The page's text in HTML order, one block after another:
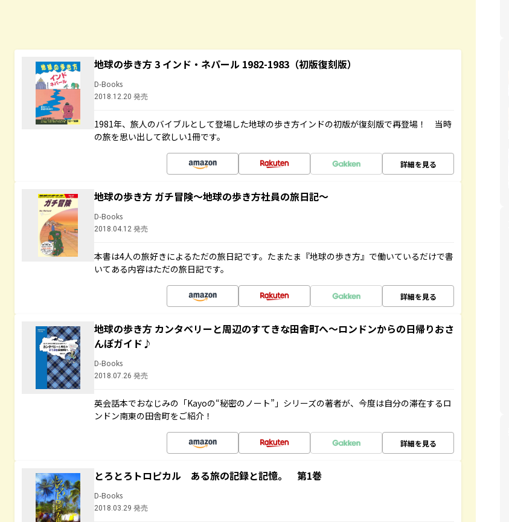
地球の歩き方 3 インド・ネパール 1982-1983（初版復刻版）
D-Books
2018.12.20 発売
1981年、旅人のバイブルとして登場した地球の歩き方インドの初版が復刻版で再登場！ 当時
の旅を思い出して欲しい1冊です。
詳細を見る
地球の歩き方 ガチ冒険～地球の歩き方社員の旅日記～
D-Books
2018.04.12 発売
本書は4人の旅好きによるただの旅日記です。たまたま『地球の歩き方』で働いているだけで書
いてある内容はただの旅日記です。
詳細を見る
地球の歩き方 カンタベリーと周辺のすてきな田舎町へ～ロンドンからの日帰りおさ
んぽガイド♪
D-Books
2018.07.26 発売
英会話本でおなじみの「Kayoの“秘密のノート”」シリーズの著者が、今度は自分の滞在するロ
ンドン南東の田舎町をご紹介！
詳細を見る
とろとろトロピカル ある旅の記録と記憶。 第1巻
D-Books
2018.03.29 発売